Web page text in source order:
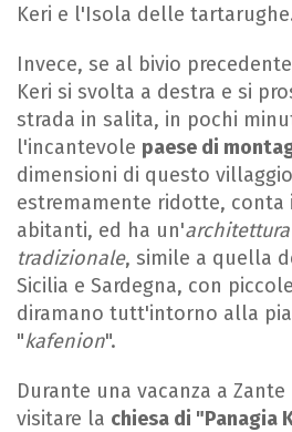
Keri e l'Isola delle
Invece, se al bivio
Keri si svolta a destra e si
strada in salita, in pochi
l'incantevole paese di
dimensioni di questo
estremamente ridotte, conta
abitanti, ed ha un'
tradizionale, simile a quella
Sicilia e Sardegna, con
diramano tutt'intorno alla
"kafenion".
Durante una vacanza a
visitare la chiesa di "Panagia